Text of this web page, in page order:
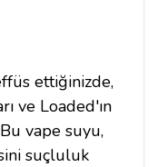
ettiğinizde,
ve Loaded'ın
vape suyu,
suçluluk